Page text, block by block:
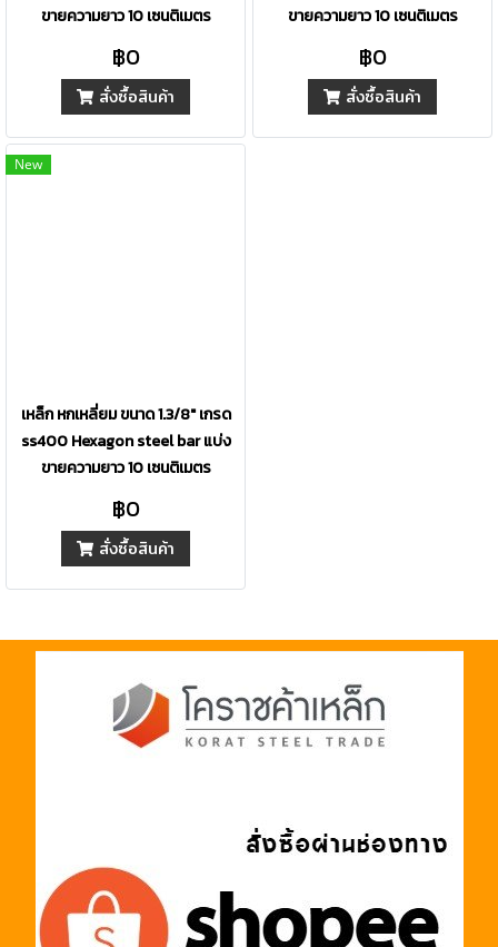
ขายความยาว 10 เซนติเมตร
฿0
สั่งซื้อสินค้า
ขายความยาว 10 เซนติเมตร
฿0
สั่งซื้อสินค้า
New
เหล็ก หกเหลี่ยม ขนาด 1.3/8" เกรด
ss400 Hexagon steel bar แบ่ง
ขายความยาว 10 เซนติเมตร
฿0
สั่งซื้อสินค้า